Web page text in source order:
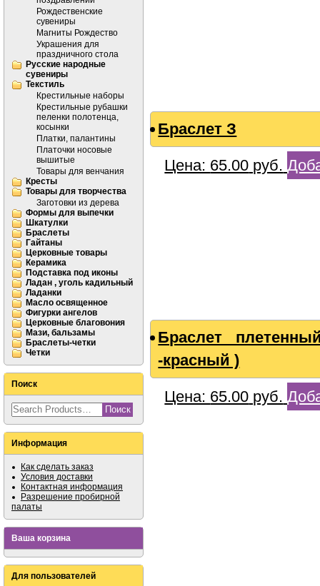
Рождественские
сувениры
Магниты Рождество
Украшения для
праздничного стола
Русские народные
сувениры
Текстиль
Крестильные наборы
Крестильные рубашки
пеленки полотенца,
косынки
Платки, палантины
Платочки носовые
вышитые
Товары для венчания
Кресты
Товары для творчества
Заготовки из дерева
Формы для выпечки
Шкатулки
Браслеты
Гайтаны
Церковные товары
Керамика
Подставка под иконы
Ладан , уголь кадильный
Ладанки
Масло освященное
Фигурки ангелов
Церковные благовония
Мази, бальзамы
Браслеты-четки
Четки
Поиск
Информация
Как сделать заказ
Условия доставки
Контактная информация
Разрешение пробирной
палаты
Ваша корзина
Для пользователей
Браслет З
Цена: 65.00 руб.
Браслет
-красный )
Цена: 65.00 руб.